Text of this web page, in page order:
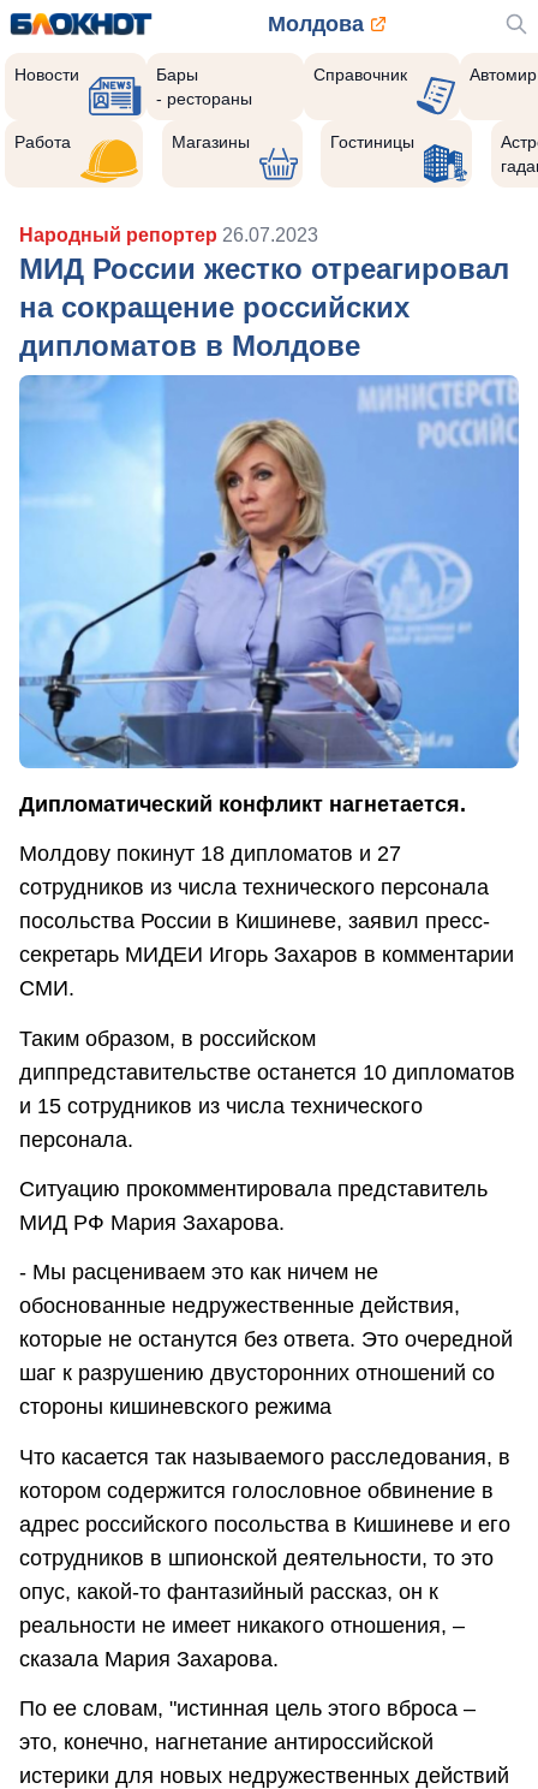
Молдова
Новости
Бары
- рестораны
Справочник Автомир
Работа Магазины Гостиницы
Народный репортер 26.07.2023
МИД России жестко отреагировал
на сокращение российских
дипломатов в Молдове
Дипломатический конфликт нагнетается.
Молдову покинут 18 дипломатов и 27
сотрудников из числа технического персонала
посольства России в Кишиневе, заявил пресс-
секретарь МИДЕИ Игорь Захаров в комментарии
СМИ.
Таким образом, в российском
диппредставительстве останется 10 дипломатов
и 15 сотрудников из числа технического
персонала.
Ситуацию прокомментировала представитель
МИД РФ Мария Захарова.
- Мы расцениваем это как ничем не
обоснованные недружественные действия,
которые не останутся без ответа. Это очередной
шаг к разрушению двусторонних отношений со
стороны кишиневского режима
Что касается так называемого расследования, в
котором содержится голословное обвинение в
адрес российского посольства в Кишиневе и его
сотрудников в шпионской деятельности, то это
опус, какой-то фантазийный рассказ, он к
реальности не имеет никакого отношения, –
сказала Мария Захарова.
По ее словам, "истинная цель этого вброса –
это, конечно, нагнетание антироссийской
истерики для новых недружественных действий